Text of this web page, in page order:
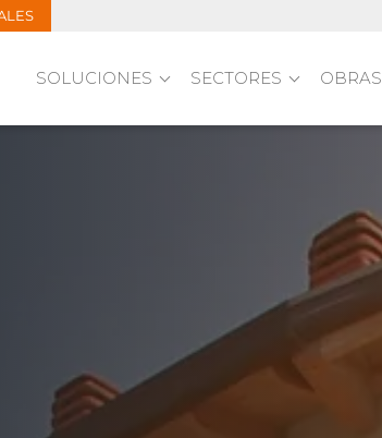
SOLUCIONES SECTORES OBRAS